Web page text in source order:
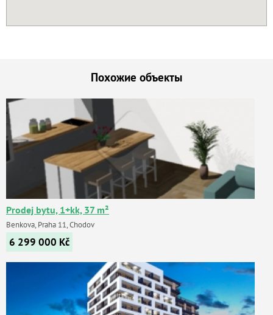
Похожие объекты
Prodej bytu, 1+kk, 37 m²
Benkova, Praha 11, Chodov
6 299 000 Kč